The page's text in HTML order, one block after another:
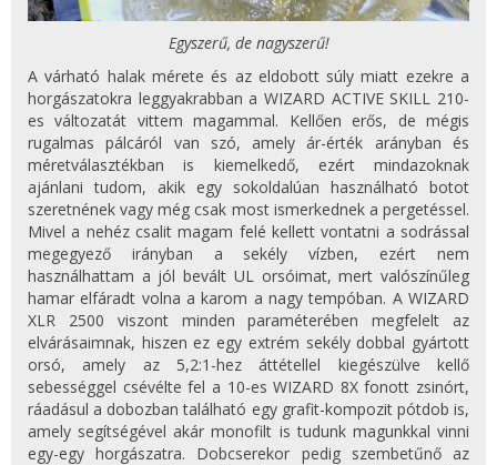
Egyszerű, de nagyszerű!
A várható halak mérete és az eldobott súly miatt ezekre a
horgászatokra leggyakrabban a WIZARD ACTIVE SKILL 210-
es változatát vittem magammal. Kellően erős, de mégis
rugalmas pálcáról van szó, amely ár-érték arányban és
méretválasztékban is kiemelkedő, ezért mindazoknak
ajánlani tudom, akik egy sokoldalúan használható botot
szeretnének vagy még csak most ismerkednek a pergetéssel.
Mivel a nehéz csalit magam felé kellett vontatni a sodrással
megegyező irányban a sekély vízben, ezért nem
használhattam a jól bevált UL orsóimat, mert valószínűleg
hamar elfáradt volna a karom a nagy tempóban. A WIZARD
XLR 2500 viszont minden paraméterében megfelelt az
elvárásaimnak, hiszen ez egy extrém sekély dobbal gyártott
orsó, amely az 5,2:1-hez áttétellel kiegészülve kellő
sebességgel csévélte fel a 10-es WIZARD 8X fonott zsinórt,
ráadásul a dobozban található egy grafit-kompozit pótdob is,
amely segítségével akár monofilt is tudunk magunkkal vinni
egy-egy horgászatra. Dobcserekor pedig szembetűnő az